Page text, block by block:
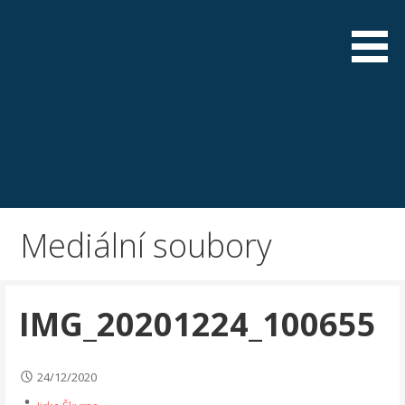
Mediální soubory
IMG_20201224_100655
24/12/2020